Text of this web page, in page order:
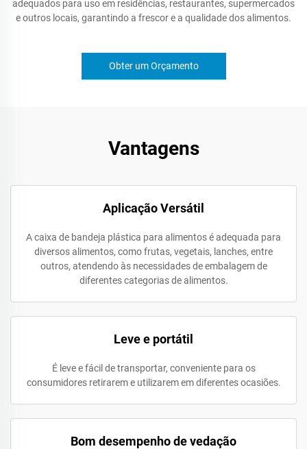
adequados para uso em residências, restaurantes, supermercados
e outros locais, garantindo a frescor e a qualidade dos alimentos.
Obter um Orçamento
Vantagens
Aplicação Versátil
A caixa de bandeja plástica para alimentos é adequada para
diversos alimentos, como frutas, vegetais, lanches, entre
outros, atendendo às necessidades de embalagem de
diferentes categorias de alimentos.
Leve e portátil
É leve e fácil de transportar, conveniente para os
consumidores retirarem e utilizarem em diferentes ocasiões.
Bom desempenho de vedação